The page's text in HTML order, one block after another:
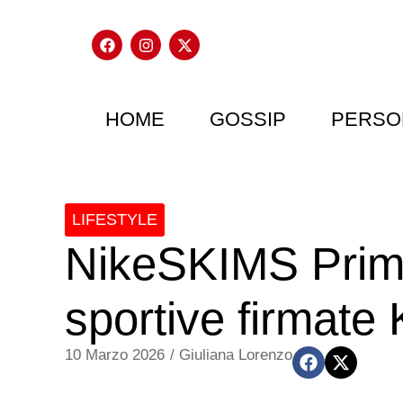
HOME GOSSIP
LIFESTYLE
NikeSKIMS
sportive firmate
10 Marzo 2026 / Giuliana Lorenzo